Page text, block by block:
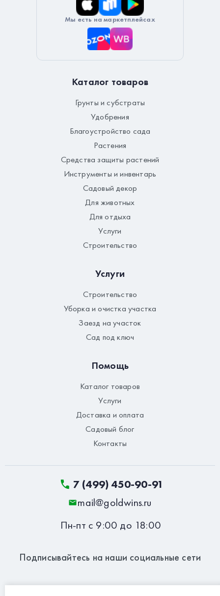
Мы есть на маркетплейсах
Каталог товаров
Грунты и субстраты
Удобрения
Благоустройство сада
Растения
Средства защиты растений
Инструменты и инвентарь
Садовый декор
Для животных
Для отдыха
Услуги
Строительство
Услуги
Строительство
Уборка и очистка участка
Заезд на участок
Сад под ключ
Помощь
Каталог товаров
Услуги
Доставка и оплата
Садовый блог
Контакты
7 (499) 450-90-91
mail@goldwins.ru
Пн-пт с 9:00 до 18:00
Подписывайтесь на наши социальные сети